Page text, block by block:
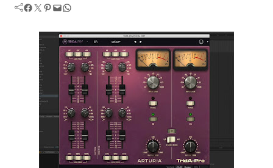
Facebook Twitter Pinterest Mail WhatsApp